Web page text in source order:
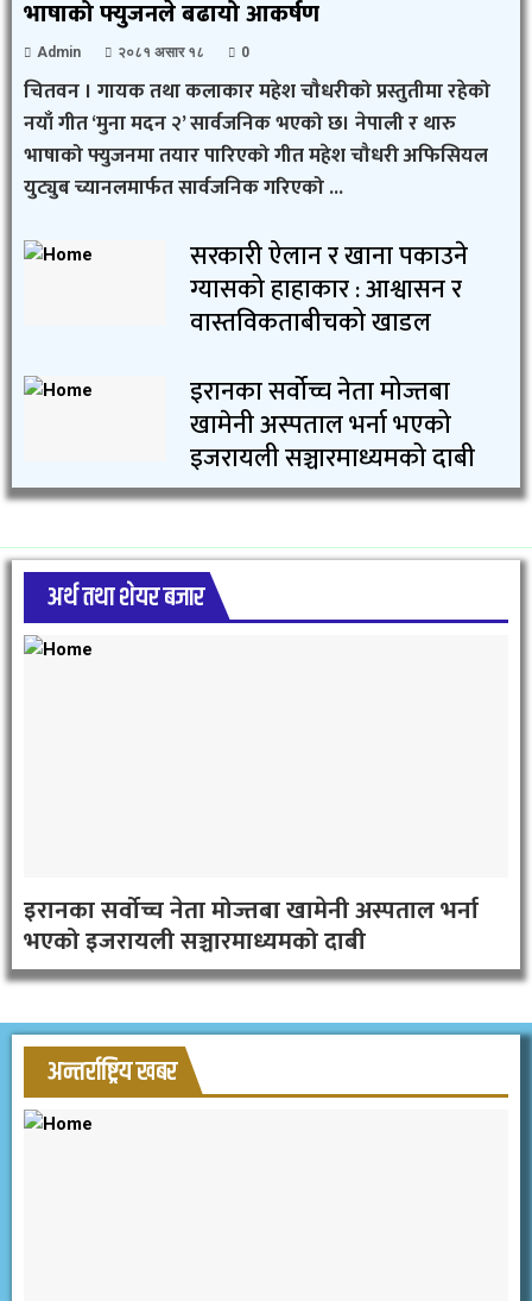
भाषाको फ्युजनले बढायो आकर्षण
Admin २०८१ असार १८ 0
चितवन । गायक तथा कलाकार महेश चौधरीको प्रस्तुतीमा रहेको
नयाँ गीत ‘मुना मदन २’ सार्वजनिक भएको छ। नेपाली र थारु
भाषाको फ्युजनमा तयार पारिएको गीत महेश चौधरी अफिसियल
युट्युब च्यानलमार्फत सार्वजनिक गरिएको ...
सरकारी ऐलान र खाना पकाउने
ग्यासको हाहाकार : आश्वासन र
वास्तविकताबीचको खाडल
इरानका सर्वोच्च नेता मोज्तबा
खामेनी अस्पताल भर्ना भएको
इजरायली सञ्चारमाध्यमको दाबी
अर्थ तथा शेयर बजार
इरानका सर्वोच्च नेता मोज्तबा खामेनी अस्पताल भर्ना
भएको इजरायली सञ्चारमाध्यमको दाबी
अन्तर्राष्ट्रिय खबर